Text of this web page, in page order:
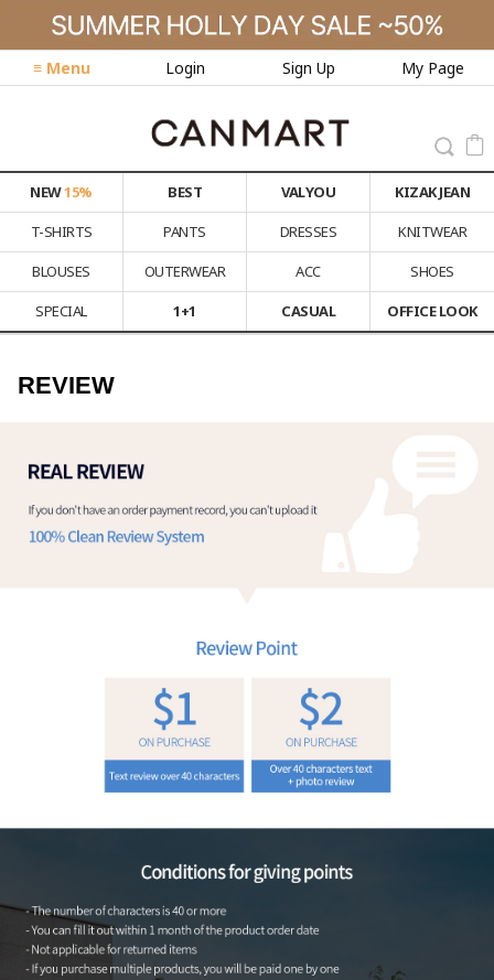
≡ Menu Login Sign Up My Page
NEW15% BEST VALYOU
KIZAK JEAN
T-SHIRTS
PANTS DRESSES
KNITWEAR
BLOUSES
OUTERWEAR ACC
SHOES
SPECIAL
1+1 CASUAL OFFICE LOOK
REVIEW